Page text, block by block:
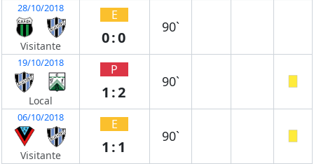
28/10/2018
Visitante
E
0:0
90`
19/10/2018
Local
P
1:2
90`
06/10/2018
Visitante
E
1:1
90`